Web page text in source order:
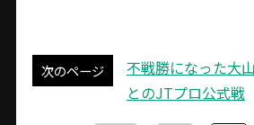
次のページ
不戦勝になった大
とのJTプロ公式戦